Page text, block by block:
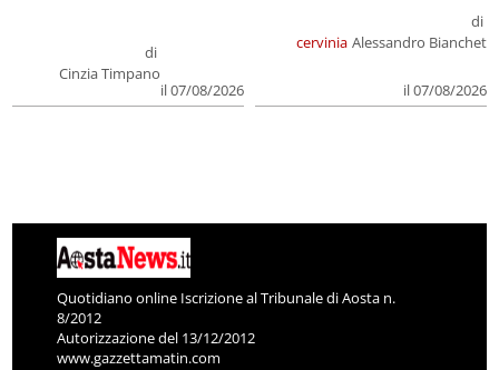
di
Cinzia Timpano
il 07/08/2026
cervinia
di
Alessandro Bianchet
il 07/08/2026
Quotidiano online Iscrizione al Tribunale di Aosta n.
8/2012
Autorizzazione del 13/12/2012
www.gazzettamatin.com